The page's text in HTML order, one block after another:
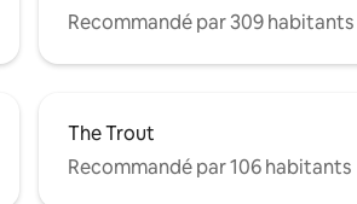
Recommandé par 309 habitants
The Trout
Recommandé par 106 habitants